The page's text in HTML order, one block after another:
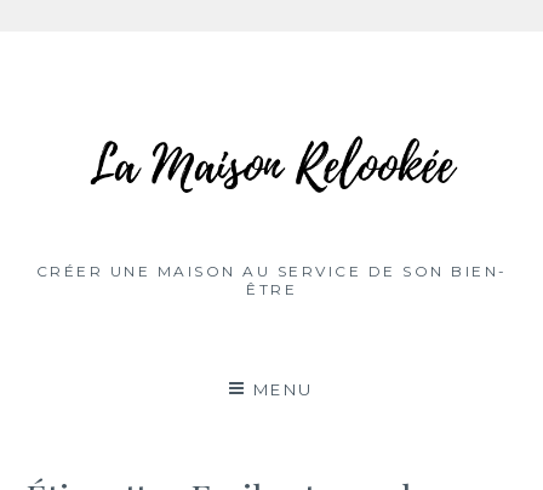
CRÉER UNE MAISON AU SERVICE DE SON BIEN-
ÊTRE
MENU